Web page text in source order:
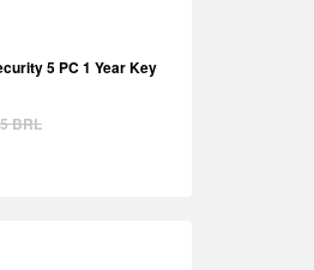
5 PC 1 Year Key
BRL